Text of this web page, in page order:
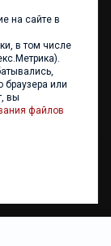
защищены
на сайте в
в том числе
браузера или
вы
файлов